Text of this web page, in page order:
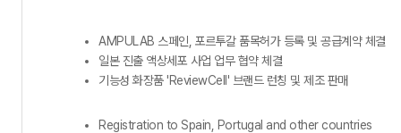
AMPULAB 스페인, 포르투갈 품목허가 등록 및 공급계약 체결
일본 진출 액상세포 사업 업무 협약 체결
기능성 화장품 'ReviewCell' 브랜드 런칭 및 제조 판매
Registration to Spain, Portugal and other countries